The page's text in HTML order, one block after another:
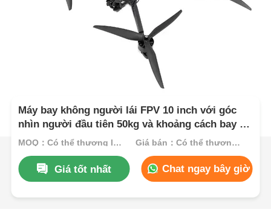
Máy bay không người lái FPV 10 inch với góc
nhìn người đầu tiên 50kg và khoảng cách bay tối
đa 20km
MOQ：Có thể thương lượng Giá bán：Có thể thương lượng
Giá tốt nhất Chat ngay bây giờ